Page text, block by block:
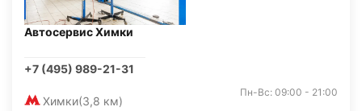
Автосервис Химки
+7 (495) 989-21-31
Химки(3,8 км)
Пн-Вс: 09:00 - 21:00